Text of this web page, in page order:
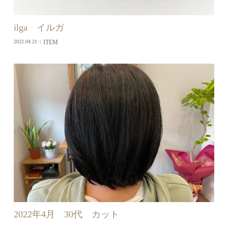
ilga イルガ
2022.04.21 ITEM
2022年4月 30代 カット